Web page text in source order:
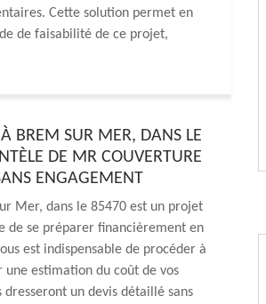
Cette solution permet en
de faisabilité de ce projet,
BREM SUR MER, DANS LE
DE MR COUVERTURE
ENGAGEMENT
Mer, dans le 85470 est un projet
de se préparer financièrement en
est indispensable de procéder à
une estimation du coût de vos
un devis détaillé sans